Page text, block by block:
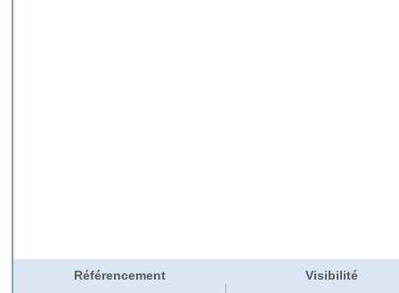
Référencement Visibilité